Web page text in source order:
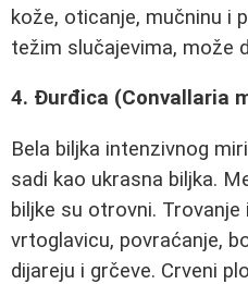
kože, oticanje, mučninu i
težim slučajevima, može
4. Đurđica (Convallaria
Bela biljka intenzivnog
sadi kao ukrasna biljka.
biljke su otrovni. Trovanje
vrtoglavicu, povraćanje,
dijareju i grčeve. Crveni